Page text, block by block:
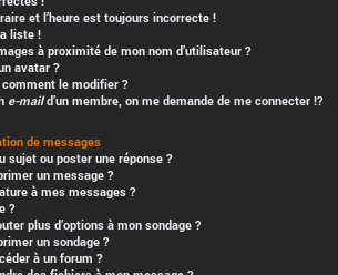
et l’heure est toujours incorrecte !
liste !
à proximité de mon nom d’utilisateur ?
avatar ?
comment le modifier ?
e-maild’un membre, on me demande de me connecter !?
de messages
sujet ou poster une réponse ?
un message ?
à mes messages ?
?
plus d’options à mon sondage ?
un sondage ?
à un forum ?